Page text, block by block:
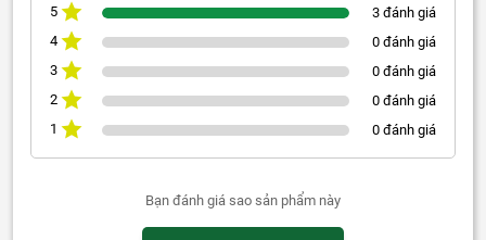
5
3 đánh giá
4
0 đánh giá
3
0 đánh giá
2
0 đánh giá
1
0 đánh giá
Bạn đánh giá sao sản phẩm này